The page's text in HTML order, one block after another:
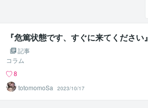
『危篤状態です、すぐに来てください』
記事
コラム
8
totomomoSa
2023/10/17